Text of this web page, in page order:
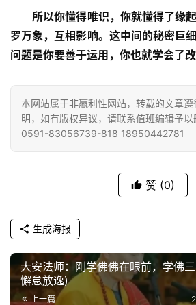
所以你懂得唯识，你就懂得了缘起
罗万象，互相影响。 这中间的秘密巨
问题是你要善于运用，你也就学会了改
本网站属于非赢利性网站，转载的文章
明，如有版权异议，请联系值班编辑予以
0591-83056739-818 18950442781
赞 (0)
生成海报
大安法师：刚学佛佛在眼前，学佛
懈怠放逸)
上一篇